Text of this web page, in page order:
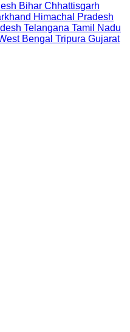
Bihar Chhattisgarh
Himachal Pradesh
Telangana Tamil Nadu
Bengal Tripura Gujarat